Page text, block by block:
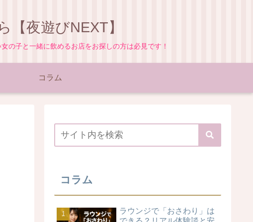
夜遊びNEXT】
の子と一緒に飲めるお店をお探しの方は必見です！
コラム
コラム
ラウンジで「おさわり」は